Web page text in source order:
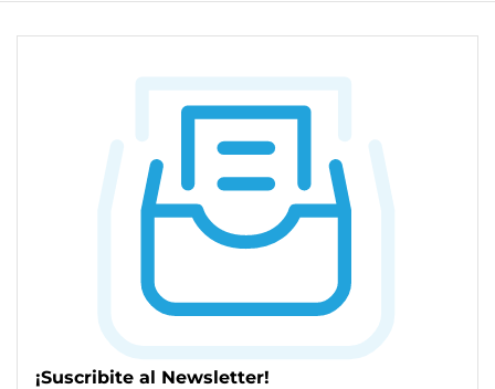
¡Suscribite al Newsletter!